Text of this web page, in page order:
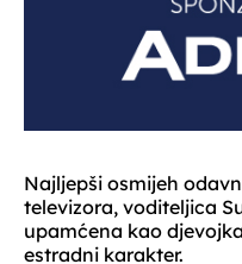
Najljepši osmijeh
televizora, voditeljica
upamćena kao
estradni karakter.